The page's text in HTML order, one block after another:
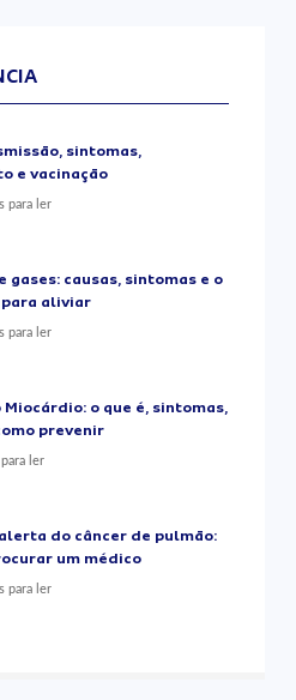
sintomas,
e vacinação
para ler
gases: causas, sintomas e o
aliviar
para ler
o que é, sintomas,
prevenir
ler
do câncer de pulmão:
um médico
para ler